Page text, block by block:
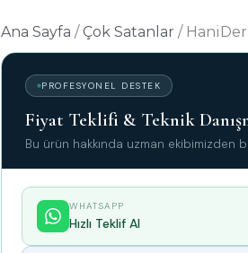
Ana Sayfa / Çok Satanlar /
PROFESYONEL DESTEK
Fiyat Teklifi & Teknik
Bu ürün hakkında uzman ekibimizden
WHATSAPP
Hızlı Teklif Al